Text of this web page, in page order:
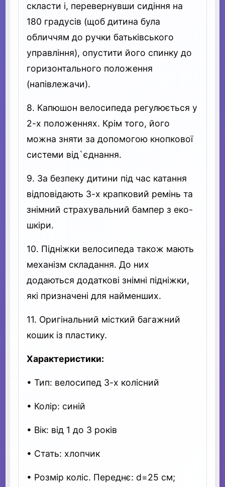
скласти і, перевернувши сидіння на
180 градусів (щоб дитина була
обличчям до ручки батьківського
управління), опустити його спинку до
горизонтального положення
(напівлежачи).
8. Капюшон велосипеда регулюється у
2-х положеннях. Крім того, його
можна зняти за допомогою кнопкової
системи від`єднання.
9. За безпеку дитини під час катання
відповідають 3-х крапковий ремінь та
знімний страхувальний бампер з еко-
шкіри.
10. Підніжки велосипеда також мають
механізм складання. До них
додаються додаткові знімні підніжки,
які призначені для найменших.
11. Оригінальний місткий багажний
кошик із пластику.
Характеристики:
• Тип: велосипед 3-х колісний
• Колір: синій
• Вік: від 1 до 3 років
• Стать: хлопчик
• Розмір коліс. Переднє: d=25 см;